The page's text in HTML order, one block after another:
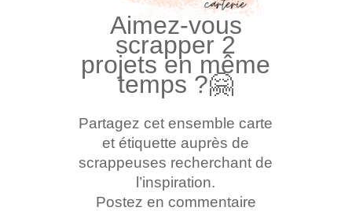
Aimez-vous
scrapper 2
projets en même
temps ?🤗
Partagez cet ensemble carte
et étiquette auprès de
scrappeuses recherchant de
l’inspiration.
Postez en commentaire